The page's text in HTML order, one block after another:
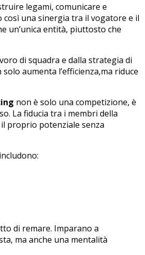
legami, comunicare e
una ⁣sinergia tra il ‍vogatore ⁢e il
un’unica entità, piuttosto ‍che
​di squadra e ​dalla strategia di
aumenta l’efficienza,ma riduce
non ⁣è solo una competizione, ‌è
La fiducia tra ‌i ⁤membri‍ della
proprio ‍potenziale ⁤senza
di remare. Imparano a
ma⁣ anche una‍ mentalità